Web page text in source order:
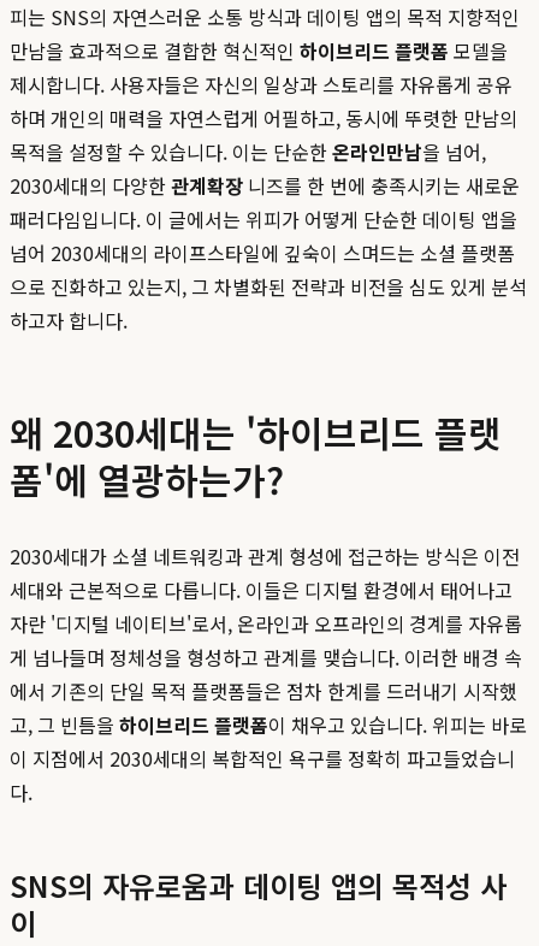
피는 SNS의 자연스러운 소통 방식과 데이팅 앱의 목적 지향적인
만남을 효과적으로 결합한 혁신적인 하이브리드 플랫폼 모델을
제시합니다. 사용자들은 자신의 일상과 스토리를 자유롭게 공유
하며 개인의 매력을 자연스럽게 어필하고, 동시에 뚜렷한 만남의
목적을 설정할 수 있습니다. 이는 단순한온라인만남을 넘어,
2030세대의 다양한관계확장 니즈를 한 번에 충족시키는 새로운
패러다임입니다. 이 글에서는 위피가 어떻게 단순한 데이팅 앱을
넘어 2030세대의 라이프스타일에 깊숙이 스며드는 소셜 플랫폼
으로 진화하고 있는지, 그 차별화된 전략과 비전을 심도 있게 분석
하고자 합니다.
왜 2030세대는 '하이브리드 플랫
폼'에 열광하는가?
2030세대가 소셜 네트워킹과 관계 형성에 접근하는 방식은 이전
세대와 근본적으로 다릅니다. 이들은 디지털 환경에서 태어나고
자란 '디지털 네이티브'로서, 온라인과 오프라인의 경계를 자유롭
게 넘나들며 정체성을 형성하고 관계를 맺습니다. 이러한 배경 속
에서 기존의 단일 목적 플랫폼들은 점차 한계를 드러내기 시작했
고, 그 빈틈을 하이브리드 플랫폼이 채우고 있습니다. 위피는 바로
이 지점에서 2030세대의 복합적인 욕구를 정확히 파고들었습니
다.
SNS의 자유로움과 데이팅 앱의 목적성 사
이